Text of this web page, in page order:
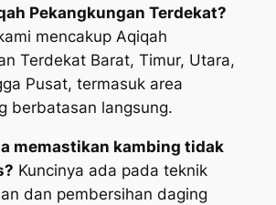
Pekangkungan Terdekat?
mencakup Aqiqah
Terdekat Barat, Timur, Utara,
Pusat, termasuk area
berbatasan langsung.
memastikan kambing tidak
Kuncinya ada pada teknik
dan pembersihan daging